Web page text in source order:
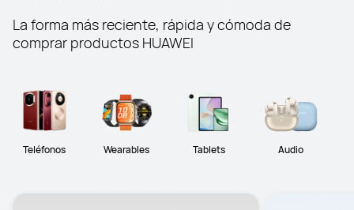
La forma más reciente, rápida y cómoda de
comprar productos HUAWEI
Teléfonos Wearables Tablets Audio